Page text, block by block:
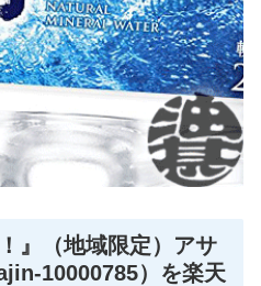
』（地域限定）アサ
10000785）を楽天